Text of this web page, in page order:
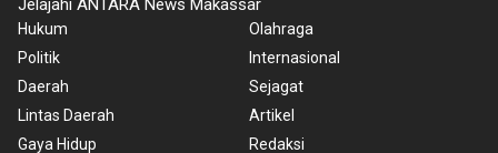
Jelajahi ANTARA News Makassar
Hukum
Politik
Daerah
Lintas Daerah
Gaya Hidup
Olahraga
Internasional
Sejagat
Artikel
Redaksi